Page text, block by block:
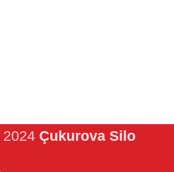
Çukurova Silo